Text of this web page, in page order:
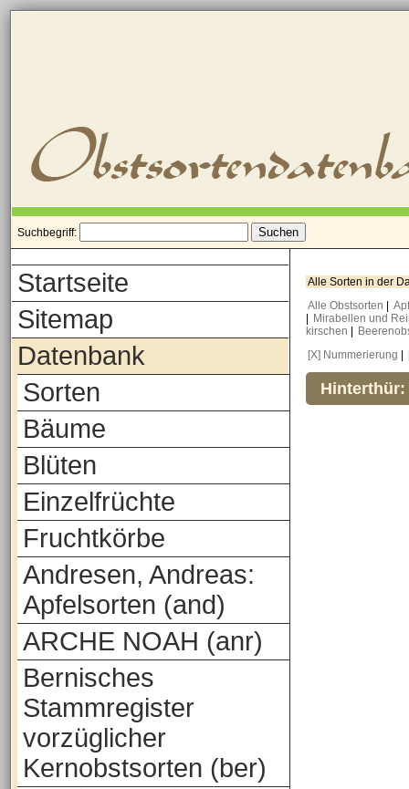
Suchbegriff:
Startseite
Sitemap
Datenbank
Sorten
Bäume
Blüten
Einzelfrüchte
Fruchtkörbe
Andresen, Andreas:
Apfelsorten (and)
ARCHE NOAH (anr)
Bernisches
Stammregister
vorzüglicher
Kernobstsorten (ber)
Alle Sorten in der
Alle Obstsorten
Mirabellen und
kirschen
[X] Nummerierung